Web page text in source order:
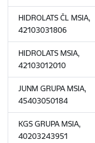
HIDROLATS ČL MSIA,
42103031806
HIDROLATS MSIA,
42103012010
JUNM GRUPA MSIA,
45403050184
KGS GRUPA MSIA,
40203243951